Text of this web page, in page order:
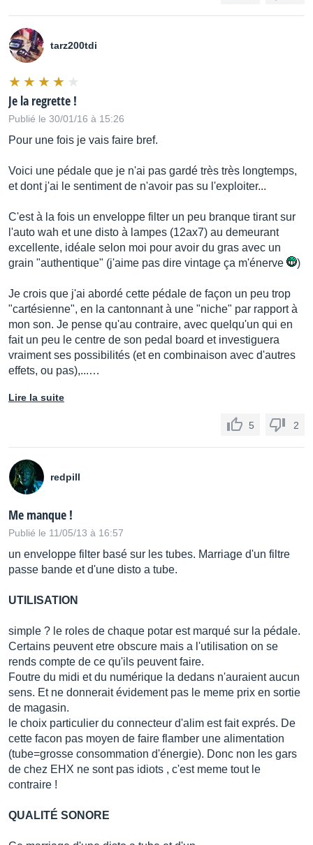
tarz200tdi
Je la regrette !
Publié le 30/01/16 à 15:26
Pour une fois je vais faire bref.
Voici une pédale que je n'ai pas gardé très très longtemps,
et dont j'ai le sentiment de n'avoir pas su l'exploiter...
C'est à la fois un enveloppe filter un peu branque tirant sur
l'auto wah et une disto à lampes (12ax7) au demeurant
excellente, idéale selon moi pour avoir du gras avec un
grain "authentique" (j'aime pas dire vintage ça m'énerve
)
Je crois que j'ai abordé cette pédale de façon un peu trop
"cartésienne", en la cantonnant à une "niche" par rapport à
mon son. Je pense qu'au contraire, avec quelqu'un qui en
fait un peu le centre de son pedal board et investiguera
vraiment ses possibilités (et en combinaison avec d'autres
effets, ou pas),...…
Lire la suite
5 2
redpill
Me manque !
Publié le 11/05/13 à 16:57
un enveloppe filter basé sur les tubes. Marriage d'un filtre
passe bande et d'une disto a tube.
UTILISATION
simple ? le roles de chaque potar est marqué sur la pédale.
Certains peuvent etre obscure mais a l'utilisation on se
rends compte de ce qu'ils peuvent faire.
Foutre du midi et du numérique la dedans n'auraient aucun
sens. Et ne donnerait évidement pas le meme prix en sortie
de magasin.
le choix particulier du connecteur d'alim est fait exprés. De
cette facon pas moyen de faire flamber une alimentation
(tube=grosse consommation d'énergie). Donc non les gars
de chez EHX ne sont pas idiots , c'est meme tout le
contraire !
QUALITÉ SONORE